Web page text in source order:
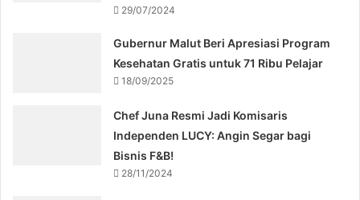
29/07/2024
Gubernur Malut Beri Apresiasi Program
Kesehatan Gratis untuk 71 Ribu Pelajar
18/09/2025
Chef Juna Resmi Jadi Komisaris
Independen LUCY: Angin Segar bagi
Bisnis F&B!
28/11/2024